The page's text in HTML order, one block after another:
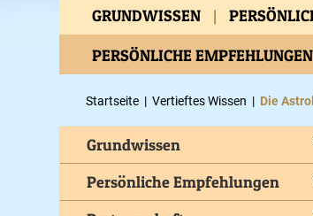
GRUNDWISSEN
VERTIEFTES WISSEN
BEWUSSTES LEBEN
PERSÖNLICHE EMPFEHLUNGEN
Startseite | Vertieftes Wissen | Die
Grundwissen
Persönliche Empfehlungen